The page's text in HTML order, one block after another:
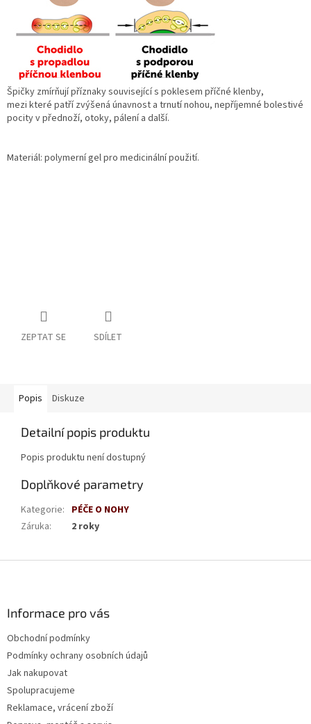
Špičky zmírňují příznaky souvisejícís poklesem příčné klenby,
mezi které patří zvýšená únavnost a trnutí nohou, nepříjemné bolestivé
pocity v přednoží, otoky, pálení a další.
Materiál: polymerní gel pro medicinální použití.
ZEPTAT SE SDÍLET
Popis Diskuze
Detailní popis produktu
Popis produktu není dostupný
Doplňkové parametry
Kategorie: PÉČE O NOHY
Záruka: 2 roky
Informace pro vás
Obchodní podmínky
Podmínky ochrany osobních údajů
Jak nakupovat
Spolupracujeme
Reklamace, vrácení zboží